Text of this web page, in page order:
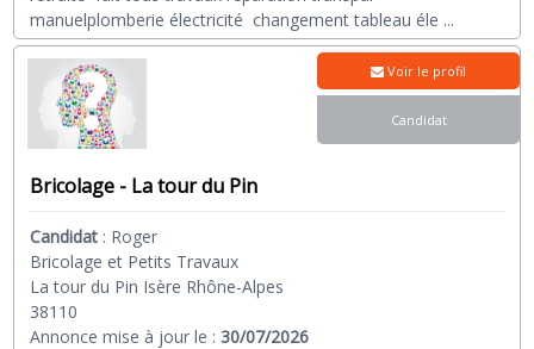
manuelplomberie électricité changement tableau éle ...
Bricolage - La tour du Pin
Candidat : Roger
Bricolage et Petits Travaux
La tour du Pin Isère Rhône-Alpes
38110
Annonce mise à jour le :30/07/2026
Voir le profil
Candidat